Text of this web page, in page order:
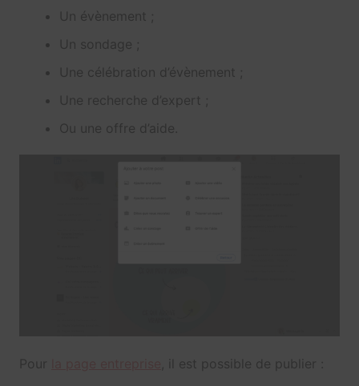
Un évènement ;
Un sondage ;
Une célébration d’évènement ;
Une recherche d’expert ;
Ou une offre d’aide.
Pour , il est possible de publier :